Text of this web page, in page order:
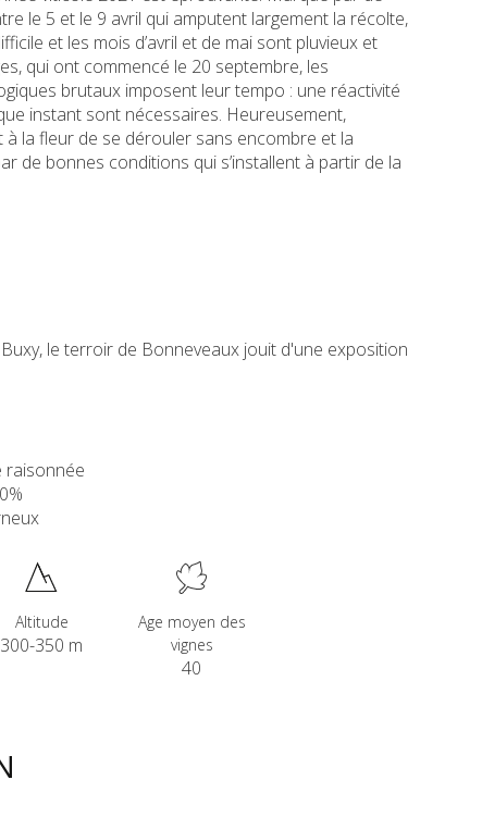
le 5 et le 9 avril qui amputent largement la récolte,
et les mois d’avril et de mai sont pluvieux et
qui ont commencé le 20 septembre, les
brutaux imposent leur tempo : une réactivité
instant sont nécessaires. Heureusement,
à la fleur de se dérouler sans encombre et la
de bonnes conditions qui s’installent à partir de la
le terroir de Bonneveaux jouit d'une exposition
raisonnée
Altitude
300-350 m
Age moyen des
vignes
40